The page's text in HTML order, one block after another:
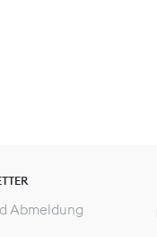
Abmeldung